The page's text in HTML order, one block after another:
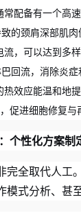
常配备有一个高
的颈肩深部肌肉
流，可以达到多
回流，消除炎症
热效应能温和地
促进细胞修复与
个性化方案制
全取代人工
式分析、甚